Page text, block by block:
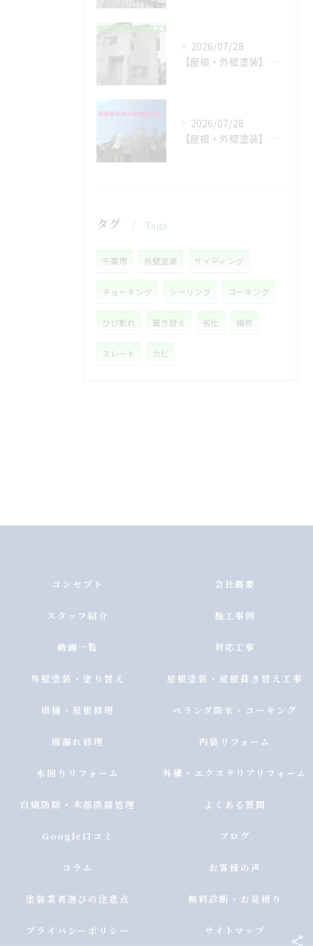
2026/07/28
【屋根・外壁塗装】工事着工しました❗️
2026/07/28
【屋根・外壁塗装】着工しました❗️
タグ Tags
千葉市 外壁塗装 サイディング
チョーキング シーリング コーキング
ひび割れ 葺き替え 劣化 補修
スレート カビ
コンセプト 会社概要
スタッフ紹介 施工事例
動画一覧 対応工事
外壁塗装・塗り替え 屋根塗装・屋根葺き替え工事
雨樋・屋根修理 ベランダ防水・コーキング
雨漏れ修理 内装リフォーム
水回りリフォーム 外構・エクステリアリフォーム
白蟻防除・木部防腐処理 よくある質問
Google口コミ ブログ
コラム お客様の声
塗装業者選びの注意点 無料診断・お見積り
プライバシーポリシー サイトマップ